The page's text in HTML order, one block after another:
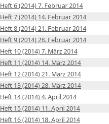
Heft 6 (2014) 7. Februar 2014
Heft 7 (2014) 14. Februar 2014
Heft 8 (2014) 21. Februar 2014
Heft 9 (2014) 28. Februar 2014
Heft 10 (2014) 7. März 2014
Heft 11 (2014) 14. März 2014
Heft 12 (2014) 21. März 2014
Heft 13 (2014) 28. März 2014
Heft 14 (2014) 4. April 2014
Heft 15 (2014) 11. April 2014
Heft 16 (2014) 18. April 2014